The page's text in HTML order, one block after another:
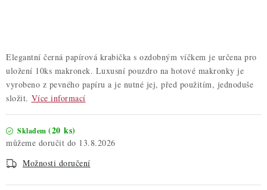
Nepřevzetí zásilky na dobírku
Obchodní podmínky
Hodnocení obchodu
Elegantní černá papírová krabička s ozdobným víčkem je určena pro
uložení 10ks makronek. Luxusní pouzdro na hotové makronky je
vyrobeno z pevného papíru a je nutné jej, před použitím, jednoduše
složit. Více informací
Skladem (20 ks)
13.8.2026
Možnosti doručení